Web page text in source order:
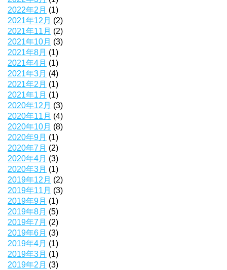
2022年2月 (1)
2021年12月 (2)
2021年11月 (2)
2021年10月 (3)
2021年8月 (1)
2021年4月 (1)
2021年3月 (4)
2021年2月 (1)
2021年1月 (1)
2020年12月 (3)
2020年11月 (4)
2020年10月 (8)
2020年9月 (1)
2020年7月 (2)
2020年4月 (3)
2020年3月 (1)
2019年12月 (2)
2019年11月 (3)
2019年9月 (1)
2019年8月 (5)
2019年7月 (2)
2019年6月 (3)
2019年4月 (1)
2019年3月 (1)
2019年2月 (3)